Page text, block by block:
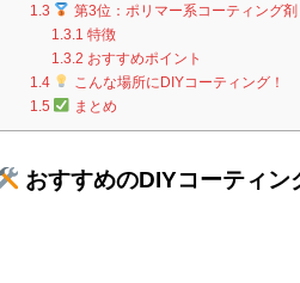
1.3
第3位：ポリマー系コーティング剤
1.3.1 特徴
1.3.2 おすすめポイント
1.4
こんな場所にDIYコーティング！
1.5
まとめ
おすすめのDIYコーティン